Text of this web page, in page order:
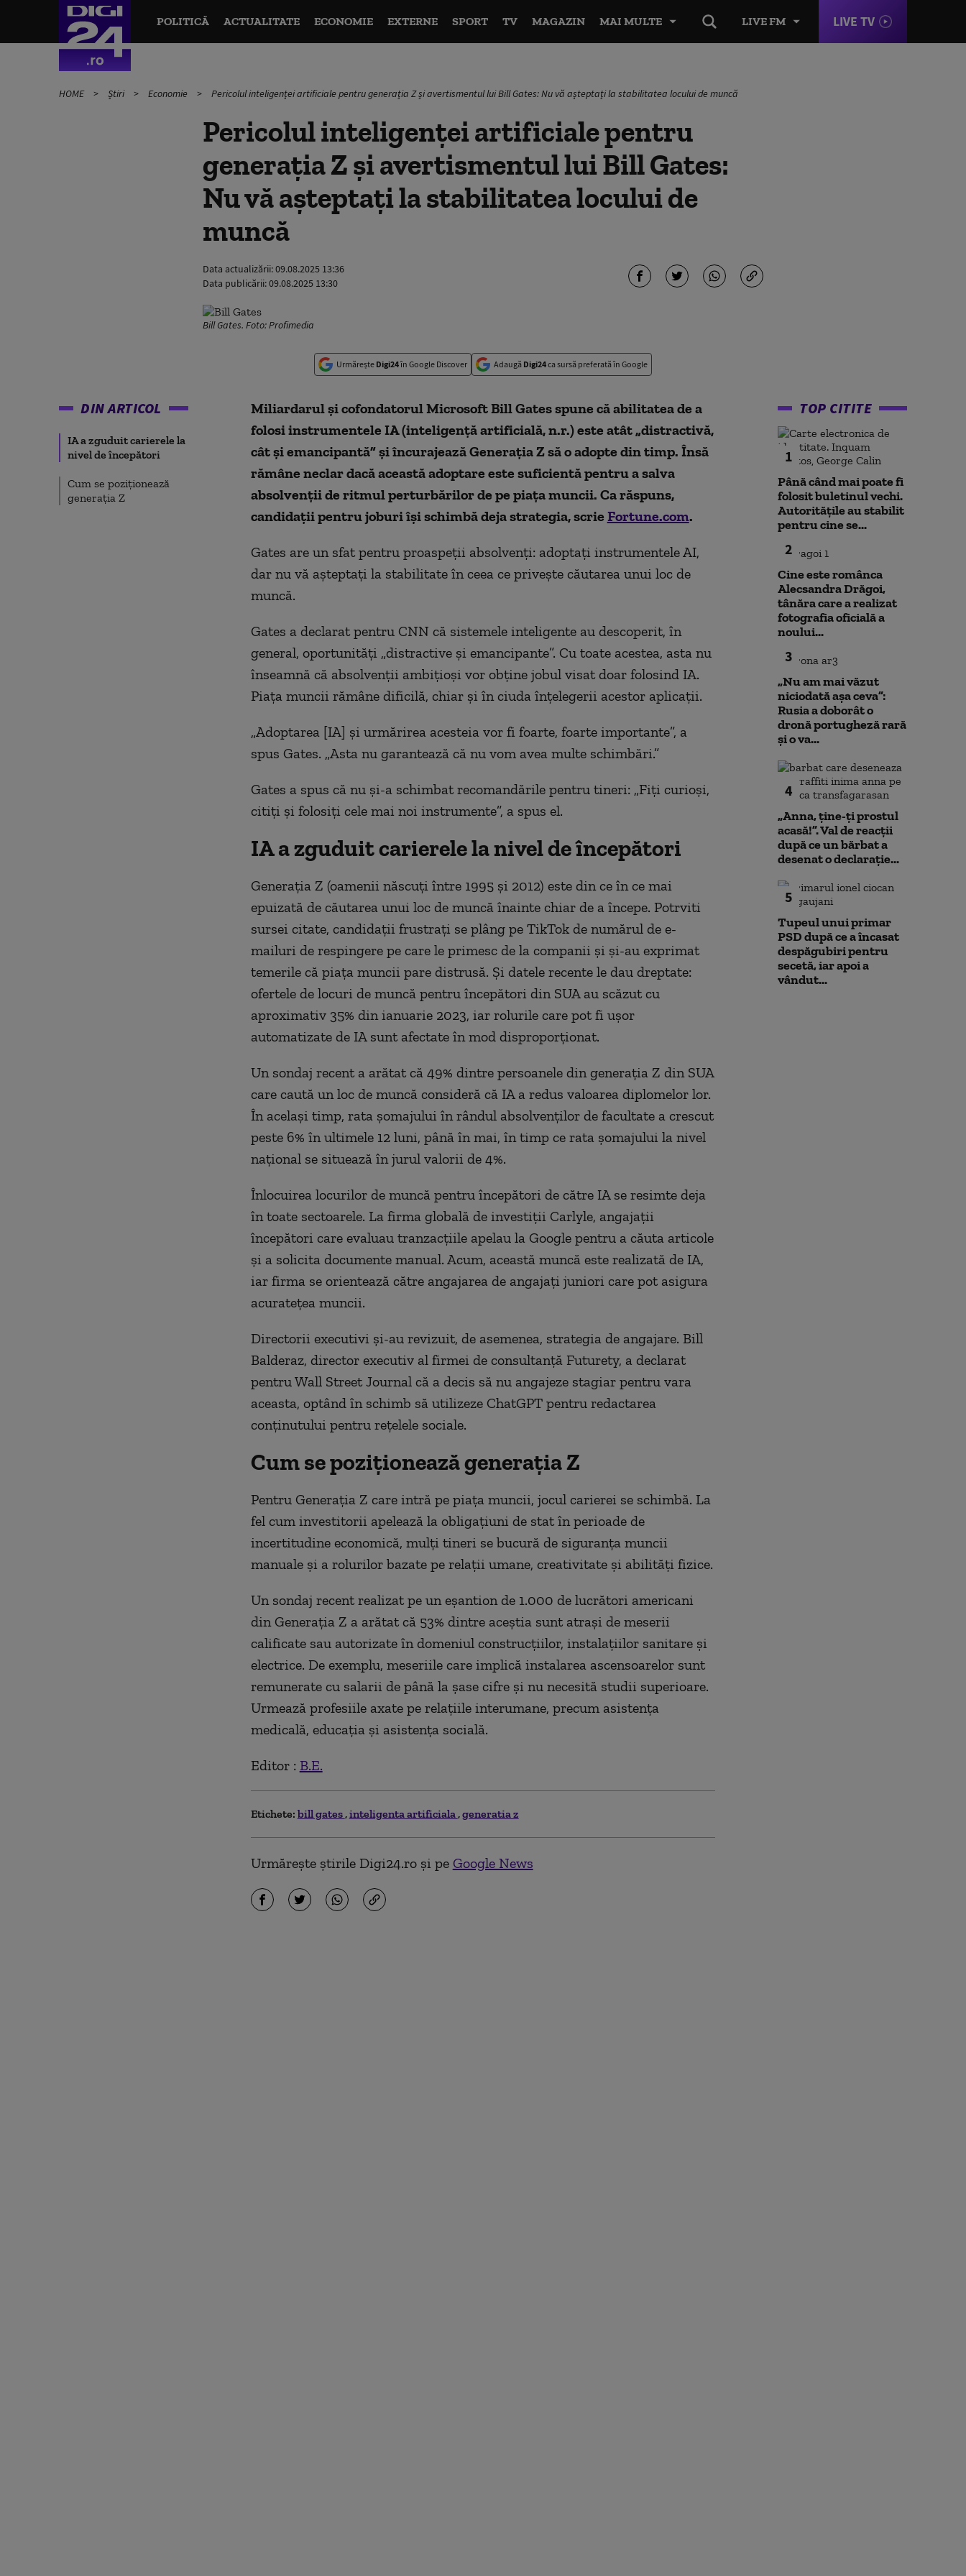
LIVE FM LIVE TV
POLITICĂ ACTUALITATE ECONOMIE EXTERNE SPORT TV MAGAZIN MAI MULTE
HOME Știri Economie Pericolul inteligenței artificiale pentru generația Z și avertismentul lui Bill Gates: Nu vă așteptați la stabilitatea locului de muncă
Pericolul inteligenței artificiale pentru
generația Z și avertismentul lui Bill Gates:
Nu vă așteptați la stabilitatea locului de
muncă
Data actualizării:09.08.2025 13:36
Data publicării:09.08.2025 13:30
Bill Gates. Foto: Profimedia
Urmărește Digi24în Google Discover Adaugă Digi24ca sursă preferată în Google
DIN ARTICOL
IA a zguduit carierele la
nivel de începători
Cum se poziționează
generația Z
Miliardarul și cofondatorul Microsoft Bill Gates spune că abilitatea de a
folosi instrumentele IA (inteligență artificială, n.r.) este atât „distractivă,
cât și emancipantă” și încurajează Generația Z să o adopte din timp. Însă
rămâne neclar dacă această adoptare este suficientă pentru a salva
absolvenții de ritmul perturbărilor de pe piața muncii. Ca răspuns,
candidații pentru joburi își schimbă deja strategia, scrie Fortune.com.
Gates are un sfat pentru proaspeții absolvenți: adoptați instrumentele AI,
dar nu vă așteptați la stabilitate în ceea ce privește căutarea unui loc de
muncă.
Gates a declarat pentru CNN că sistemele inteligente au descoperit, în
general, oportunități „distractive și emancipante”. Cu toate acestea, asta nu
înseamnă că absolvenții ambițioși vor obține jobul visat doar folosind IA.
Piața muncii rămâne dificilă, chiar și în ciuda înțelegerii acestor aplicații.
„Adoptarea [IA] și urmărirea acesteia vor fi foarte, foarte importante”, a
spus Gates. „Asta nu garantează că nu vom avea multe schimbări.”
Gates a spus că nu și-a schimbat recomandările pentru tineri: „Fiți curioși,
citiți și folosiți cele mai noi instrumente”, a spus el.
IA a zguduit carierele la nivel de începători
Generația Z (oamenii născuți între 1995 și 2012) este din ce în ce mai
epuizată de căutarea unui loc de muncă înainte chiar de a începe. Potrviti
sursei citate, candidații frustrați se plâng pe TikTok de numărul de e-
mailuri de respingere pe care le primesc de la companii și și-au exprimat
temerile că piața muncii pare distrusă. Și datele recente le dau dreptate:
ofertele de locuri de muncă pentru începători din SUA au scăzut cu
aproximativ 35% din ianuarie 2023, iar rolurile care pot fi ușor
automatizate de IA sunt afectate în mod disproporționat.
Un sondaj recent a arătat că 49% dintre persoanele din generația Z din SUA
care caută un loc de muncă consideră că IA a redus valoarea diplomelor lor.
În același timp, rata șomajului în rândul absolvenților de facultate a crescut
peste 6% în ultimele 12 luni, până în mai, în timp ce rata șomajului la nivel
național se situează în jurul valorii de 4%.
Înlocuirea locurilor de muncă pentru începători de către IA se resimte deja
în toate sectoarele. La firma globală de investiții Carlyle, angajații
începători care evaluau tranzacțiile apelau la Google pentru a căuta articole
și a solicita documente manual. Acum, această muncă este realizată de IA,
iar firma se orientează către angajarea de angajați juniori care pot asigura
acuratețea muncii.
Directorii executivi și-au revizuit, de asemenea, strategia de angajare. Bill
Balderaz, director executiv al firmei de consultanță Futurety, a declarat
pentru Wall Street Journal că a decis să nu angajeze stagiar pentru vara
aceasta, optând în schimb să utilizeze ChatGPT pentru redactarea
conținutului pentru rețelele sociale.
Cum se poziționează generația Z
Pentru Generația Z care intră pe piața muncii, jocul carierei se schimbă. La
fel cum investitorii apelează la obligațiuni de stat în perioade de
incertitudine economică, mulți tineri se bucură de siguranța muncii
manuale și a rolurilor bazate pe relații umane, creativitate și abilități fizice.
Un sondaj recent realizat pe un eșantion de 1.000 de lucrători americani
din Generația Z a arătat că 53% dintre aceștia sunt atrași de meserii
calificate sau autorizate în domeniul construcțiilor, instalațiilor sanitare și
electrice. De exemplu, meseriile care implică instalarea ascensoarelor sunt
remunerate cu salarii de până la șase cifre și nu necesită studii superioare.
Urmează profesiile axate pe relațiile interumane, precum asistența
medicală, educația și asistența socială.
Editor : B.E.
Etichete: bill gates inteligenta artificiala generatia z
Urmărește știrile Digi24.ro și pe Google News
TOP CITITE
1
Până când mai poate fi
folosit buletinul vechi.
Autoritățile au stabilit
pentru cine se...
2
Cine este românca
Alecsandra Drăgoi,
tânăra care a realizat
fotografia oficială a
noului...
3
„Nu am mai văzut
niciodată așa ceva”:
Rusia a doborât o
dronă portugheză rară
și o va...
4
„Anna, ţine-ţi prostul
acasă!”. Val de reacții
după ce un bărbat a
desenat o declarație...
5
Tupeul unui primar
PSD după ce a încasat
despăgubiri pentru
secetă, iar apoi a
vândut...